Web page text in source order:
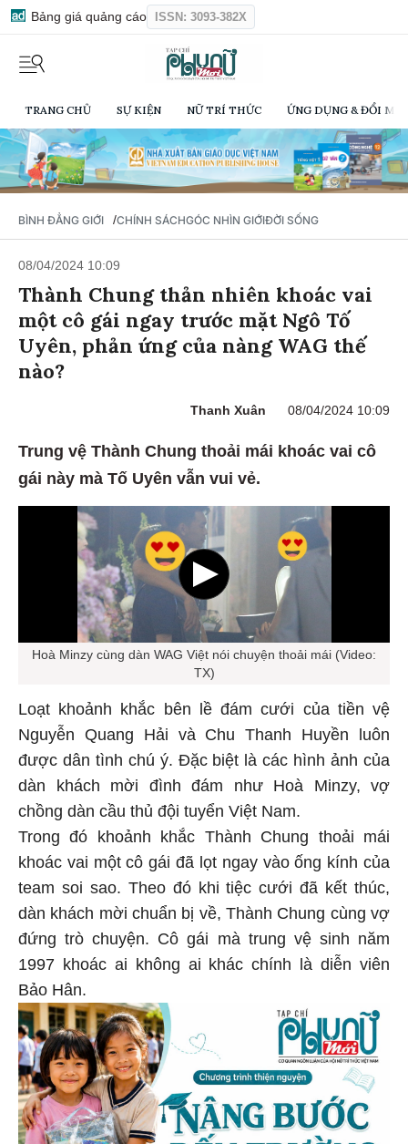
Bảng giá quảng cáo ISSN: 3093-382X
TRANG CHỦ SỰ KIỆN NỮ TRÍ THỨC ỨNG DỤNG & ĐỔI
BÌNH ĐẲNG GIỚI /CHÍNH SÁCHGÓC NHÌN GIỚIĐỜI SỐNG
08/04/2024 10:09
Thành Chung thản nhiên khoác vai
một cô gái ngay trước mặt Ngô Tố
Uyên, phản ứng của nàng WAG thế
nào?
Thanh Xuân 08/04/2024 10:09
Trung vệ Thành Chung thoải mái khoác vai cô
gái này mà Tố Uyên vẫn vui vẻ.
Hoà Minzy cùng dàn WAG Việt nói chuyện thoải mái (Video:
TX)
Loạt khoảnh khắc bên lề đám cưới của tiền vệ
Nguyễn Quang Hải và Chu Thanh Huyền luôn
được dân tình chú ý. Đặc biệt là các hình ảnh của
dàn khách mời đình đám như Hoà Minzy, vợ
chồng dàn cầu thủ đội tuyển Việt Nam.
Trong đó khoảnh khắc Thành Chung thoải mái
khoác vai một cô gái đã lọt ngay vào ống kính của
team soi sao. Theo đó khi tiệc cưới đã kết thúc,
dàn khách mời chuẩn bị về, Thành Chung cùng vợ
đứng trò chuyện. Cô gái mà trung vệ sinh năm
1997 khoác ai không ai khác chính là diễn viên
Bảo Hân.